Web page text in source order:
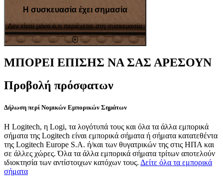
Η συσκευασία έχει σημασία
Δεν είναι μόνο ό,τι περιέχεται στη συσκευασία
ΜΠΟΡΕΙ ΕΠΙΣΗΣ ΝΑ ΣΑΣ ΑΡΕΣΟΥΝ
Προβολή πρόσφατων
Δήλωση περί Νομικών Εμπορικών Σημάτων
Η Logitech, η Logi, τα λογότυπά τους και όλα τα άλλα εμπορικά
σήματα της Logitech είναι εμπορικά σήματα ή σήματα κατατεθέντα
της Logitech Europe S.A. ή/και των θυγατρικών της στις ΗΠΑ και
σε άλλες χώρες. Όλα τα άλλα εμπορικά σήματα τρίτων αποτελούν
ιδιοκτησία των αντίστοιχων κατόχων τους. Δείτε όλα τα εμπορικά
σήματα